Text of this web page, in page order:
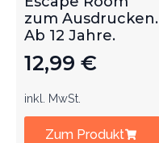
zum Ausdrucken.
Ab 12 Jahre.
12,99 €
inkl. MwSt.
Zum Produkt